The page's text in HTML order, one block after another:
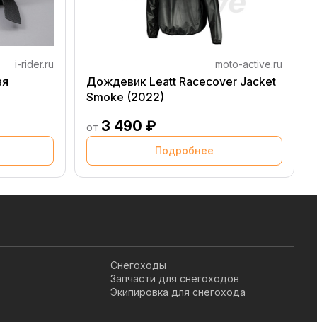
i-rider.ru moto-active.ru
Дождевик Leatt Racecover Jacket
Smoke (2022)
от 3 490 ₽
Подробнее
Снегоходы
Запчасти для снегоходов
Экипировка для снегохода